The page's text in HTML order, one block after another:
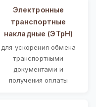
Электронные
транспортные
накладные (ЭТрН)
для ускорения обмена
транспортными
документами и
получения оплаты